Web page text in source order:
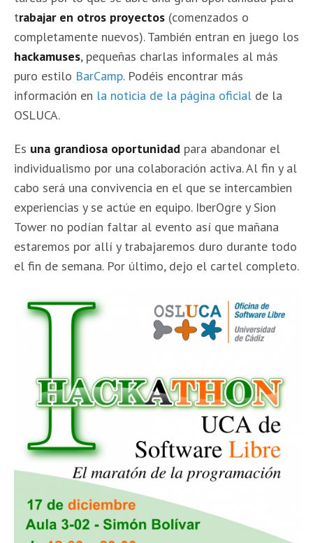
trabajar en otros proyectos (comenzados o
completamente nuevos). También entran en juego los
hackamuses, pequeñas charlas informales al más
puro estilo BarCamp. Podéis encontrar más
información en la noticia de la página oficial de la
OSLUCA.
Es una grandiosa oportunidad para abandonar el
individualismo por una colaboración activa. Al fin y al
cabo será una convivencia en el que se intercambien
experiencias y se actúe en equipo. IberOgre y Sion
Tower no podían faltar al evento así que mañana
estaremos por allí y trabajaremos duro durante todo
el fin de semana. Por último, dejo el cartel completo.